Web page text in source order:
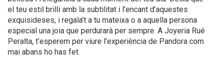
el teu estil brilli amb la subtilitat i l’encant d’aquestes
exquisideses, i regala’t a tu mateixa o a aquella persona
especial una joia que perdurarà per sempre. A Joyeria Rué
Peralta, t’esperem per viure l’experiència de Pandora com
mai abans ho has fet.